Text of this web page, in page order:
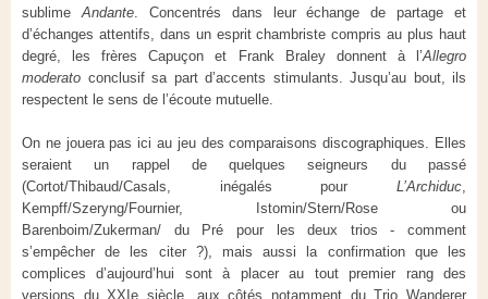
sublime Andante. Concentrés dans leur échange de partage et
d’échanges attentifs, dans un esprit chambriste compris au plus haut
degré, les frères Capuçon et Frank Braley donnent à l’Allegro
moderato conclusif sa part d’accents stimulants. Jusqu’au bout, ils
respectent le sens de l’écoute mutuelle.
On ne jouera pas ici au jeu des comparaisons discographiques. Elles
seraient un rappel de quelques seigneurs du passé
(Cortot/Thibaud/Casals, inégalés pour L’Archiduc
Kempff/Szeryng/Fournier, Istomin/Stern/Rose ou
Barenboim/Zukerman/ du Pré pour les deux trios - comment
s’empêcher de les citer ?), mais aussi la confirmation que les
complices d’aujourd’hui sont à placer au tout premier rang des
versions du XXIe siècle, aux côtés notamment du Trio Wanderer